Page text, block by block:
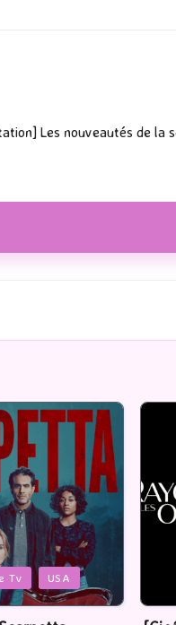
Les nouveautés de la